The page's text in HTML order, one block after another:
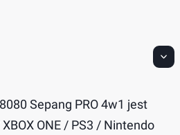
Sepang PRO 4w1 jest
ONE / PS3 / Nintendo